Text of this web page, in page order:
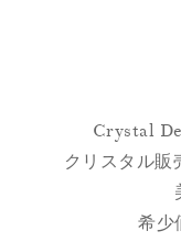
Crystal
クリスタル販
希少